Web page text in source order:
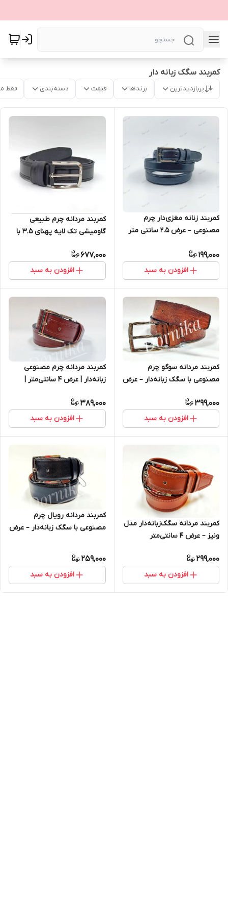
کمربند سگک زبانه دار
پربازدیدترین برندها قیمت دسته‌بندی فقط
کمربند زنانه مغزی‌دار چرم
مصنوعی – عرض 2.5 سانتی متر
199,000
افزودن به سبد
کمربند مردانه چرم طبیعی
گاومیشی تک لایه پهنای 3.5 با
677,000
افزودن به سبد
کمربند مردانه سوگو چرم
مصنوعی با سگک زبانه‌دار – عرض
399,000
افزودن به سبد
کمربند مردانه چرم مصنوعی
زبانه‌دار | عرض ۴ سانتی‌متر |
389,000
افزودن به سبد
کمربند مردانه سگک‌زبانه‌دار مدل
ونیز – عرض ۴ سانتی‌متر
299,000
افزودن به سبد
کمربند مردانه رویال چرم
مصنوعی با سگک زبانه‌دار – عرض
259,000
افزودن به سبد